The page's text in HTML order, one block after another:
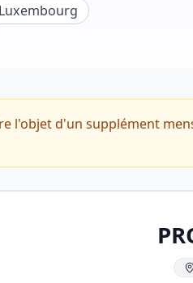
Luxembourg
l'objet d'un supplément